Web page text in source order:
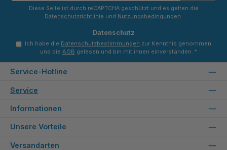
Diese Seite ist durch reCAPTCHA geschützt und es gelten die
Datenschutzrichtlinie und Nutzungsbedingungen.
Datenschutz
Ich habe die Datenschutzbestimmungen zur Kenntnis genommen
und die AGB gelesen und bin mit ihnen einverstanden. *
Service-Hotline
Service
Informationen
Unsere Vorteile
Versandarten